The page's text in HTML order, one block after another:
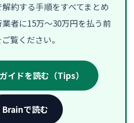
約する手順をすべてまとめ
者に15万〜30万円を払う前
覧ください。
イドを読む（Tips）
Brainで読む